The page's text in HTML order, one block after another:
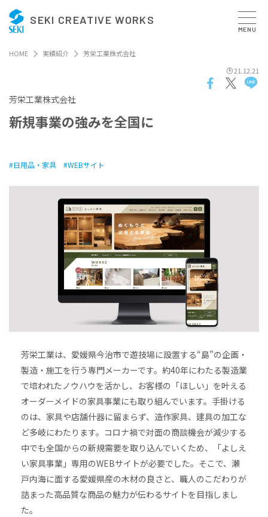
SEKI CREATIVE WORKS
MENU
HOME 実績紹介
芳栄工業株式会社
21.12.21
芳栄工業株式会社
新規事業の強みを全国に
日用品・家具 WEBサイト
芳栄工業は、愛媛県今治市で遊技場に設置する“島”の企画・
製造・施工を行う専門メーカーです。約40年にわたる製造業
で培われたノウハウを活かし、お客様の「ほしい」を叶える
オーダーメイドの家具事業にも取り組んでいます。手掛ける
のは、家具や店舗什器に留まらず、造作家具、建具の加工な
ど多岐にわたります。コロナ禍で対面の商談機会が減少する
中でも全国からの新規需要を取り込んでいくため、「よしえ
い家具事業」専用のWEBサイトが必要でした。そこで、瀬
戸内海に面する愛媛県産の木材の良さと、職人のこだわりが
詰まった高品質な商品の魅力が伝わるサイトを目指しまし
た。